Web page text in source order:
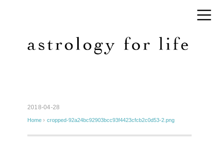
2018-04-28
Home › cropped-92a24bc92903bcc93f4423cfcb2c0d53-2.png